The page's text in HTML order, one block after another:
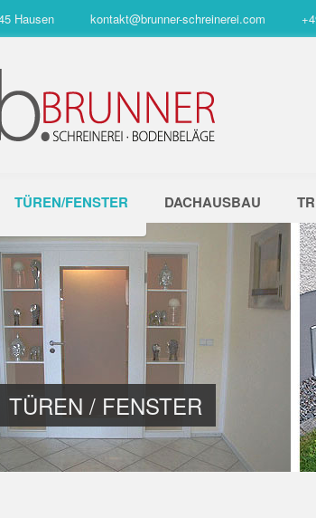
Hausen kontakt@brunner-schreinerei.com
TÜREN/FENSTER DACHAUSBAU
TÜREN / FENSTER